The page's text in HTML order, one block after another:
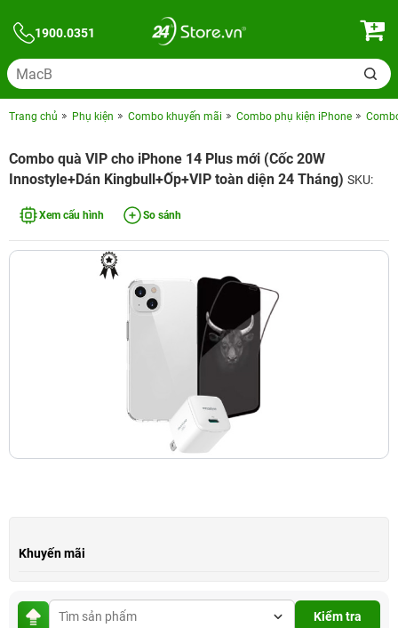
1900.0351
Trang chủ Phụ kiện Combo khuyến mãi Combo phụ kiện iPhone
Combo quà VIP cho iPhone 14 Plus mới (Cốc 20W
Innostyle+Dán Kingbull+Ốp+VIP toàn diện 24 Tháng) SKU:
Xem cấu hình So sánh
Khuyến mãi
Kiểm tra